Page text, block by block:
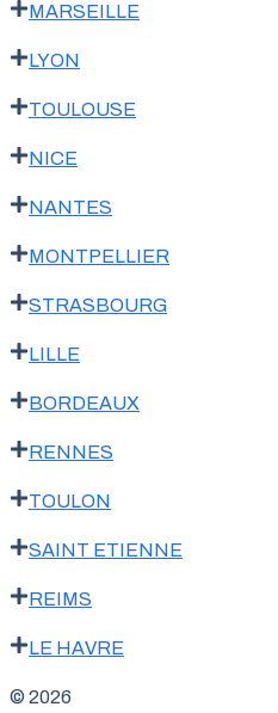
MARSEILLE
LYON
TOULOUSE
NICE
NANTES
MONTPELLIER
STRASBOURG
LILLE
BORDEAUX
RENNES
TOULON
SAINT ETIENNE
REIMS
LE HAVRE
© 2026